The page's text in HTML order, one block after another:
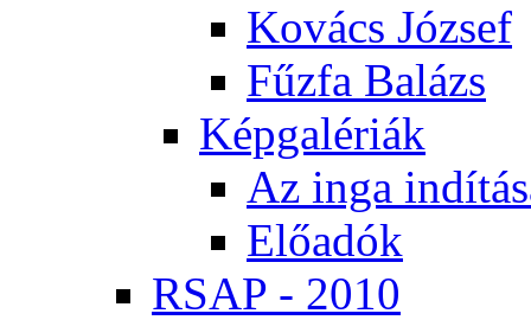
Ko­vács Jó­zsef
Fűz­fa Ba­lázs
Kép­ga­lé­ri­ák
Az in­ga
Elő­adók
RSAP - 2010